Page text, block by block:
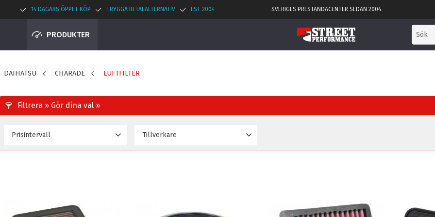
14 DAGARS ÖPPET KÖP TRYGGA BETALALTERNATIV EST 2004 SVERIGES PRESTANDACENTER SEDAN 2004
PRODUKTER
DAIHATSU CHARADE LUFTFILTER
Prisintervall Tillverkare